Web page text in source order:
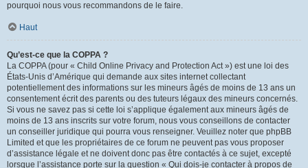
pourquoi nous vous recommandons de le faire.
Haut
Qu’est-ce que la COPPA ?
La COPPA (pour « Child Online Privacy and Protection Act ») est une loi des
États-Unis d’Amérique qui demande aux sites internet collectant
potentiellement des informations sur les mineurs âgés de moins de 13 ans un
consentement écrit des parents ou des tuteurs légaux des mineurs concernés.
Si vous ne savez pas si cette loi s’applique également aux mineurs âgés de
moins de 13 ans inscrits sur votre forum, nous vous conseillons de contacter
un conseiller juridique qui pourra vous renseigner. Veuillez noter que phpBB
Limited et que les propriétaires de ce forum ne peuvent pas vous proposer
d’assistance légale et ne doivent donc pas être contactés à ce sujet, excepté
lorsque l’assistance porte sur la question « Qui dois-je contacter à propos de